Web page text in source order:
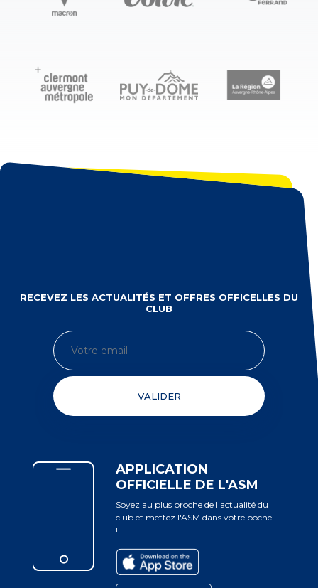
RECEVEZ LES ACTUALITÉS ET OFFRES OFFICELLES DU
CLUB
VALIDER
APPLICATION
OFFICIELLE DE L'ASM
Soyez au plus proche de l'actualité du
club et mettez l'ASM dans votre poche
!